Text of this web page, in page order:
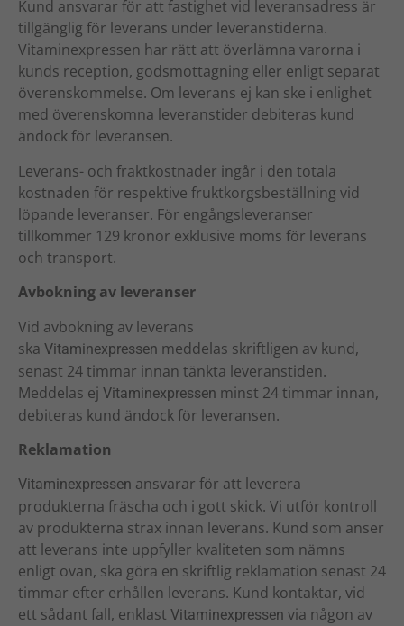
Kund ansvarar för att fastighet vid leveransadress är
tillgänglig för leverans under leveranstiderna.
Vitaminexpressen har rätt att överlämna varorna i
kunds reception, godsmottagning eller enligt separat
överenskommelse. Om leverans ej kan ske i enlighet
med överenskomna leveranstider debiteras kund
ändock för leveransen.
Leverans- och fraktkostnader ingår i den totala
kostnaden för respektive fruktkorgsbeställning vid
löpande leveranser. För engångsleveranser
tillkommer 129 kronor exklusive moms för leverans
och transport.
Avbokning av leveranser
Vid avbokning av leverans
ska Vitaminexpressen meddelas skriftligen av kund,
senast 24 timmar innan tänkta leveranstiden.
Meddelas ej Vitaminexpressen minst 24 timmar innan,
debiteras kund ändock för leveransen.
Reklamation
Vitaminexpressen ansvarar för att leverera
produkterna fräscha och i gott skick. Vi utför kontroll
av produkterna strax innan leverans. Kund som anser
att leverans inte uppfyller kvaliteten som nämns
enligt ovan, ska göra en skriftlig reklamation senast 24
timmar efter erhållen leverans. Kund kontaktar, vid
ett sådant fall, enklast Vitaminexpressen via någon av